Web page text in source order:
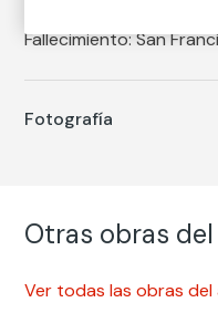
Fallecimiento: San
Fotografía
Otras obras
Ver todas las obras